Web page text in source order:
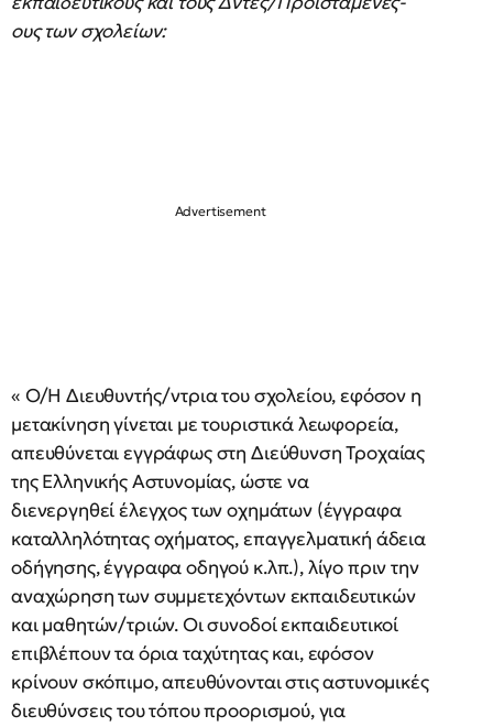
ους των σχολείων:
« Ο/Η Διευθυντής/ντρια του σχολείου, εφόσον η
μετακίνηση γίνεται με τουριστικά λεωφορεία,
απευθύνεται εγγράφως στη Διεύθυνση Τροχαίας
της Ελληνικής Αστυνομίας, ώστε να
διενεργηθεί έλεγχος των οχημάτων (έγγραφα
καταλληλότητας οχήματος, επαγγελματική άδεια
οδήγησης, έγγραφα οδηγού κ.λπ.), λίγο πριν την
αναχώρηση των συμμετεχόντων εκπαιδευτικών
και μαθητών/τριών. Οι συνοδοί εκπαιδευτικοί
επιβλέπουν τα όρια ταχύτητας και, εφόσον
κρίνουν σκόπιμο, απευθύνονται στις αστυνομικές
διευθύνσεις του τόπου προορισμού, για